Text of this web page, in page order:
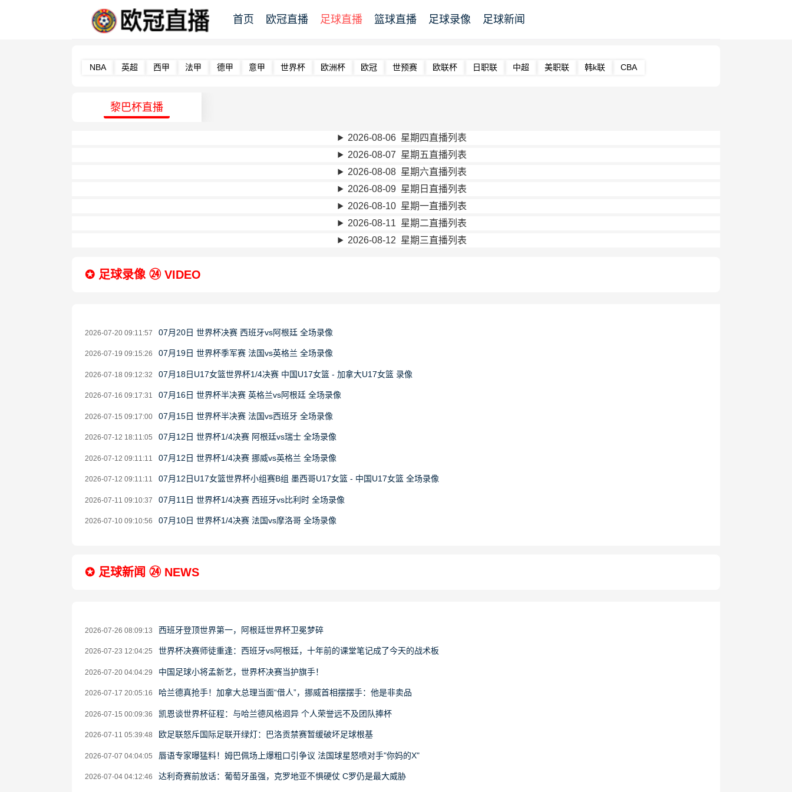
首页 欧冠直播 足球直播 篮球直播 足球录像 足球新闻
NBA 英超 西甲 法甲 德甲 意甲 世界杯 欧洲杯 欧冠 世预赛 欧联杯 日职联 中超 美职联 韩k联 CBA
黎巴杯直播
2026-08-06 星期四直播列表
2026-08-07 星期五直播列表
2026-08-08 星期六直播列表
2026-08-09 星期日直播列表
2026-08-10 星期一直播列表
2026-08-11 星期二直播列表
2026-08-12 星期三直播列表
✪ 足球录像 ㉔ VIDEO
2026-07-20 09:11:57 07月20日 世界杯决赛 西班牙vs阿根廷 全场录像
2026-07-19 09:15:26 07月19日 世界杯季军赛 法国vs英格兰 全场录像
2026-07-18 09:12:32 07月18日U17女篮世界杯1/4决赛 中国U17女篮 - 加拿大U17女篮 录像
2026-07-16 09:17:31 07月16日 世界杯半决赛 英格兰vs阿根廷 全场录像
2026-07-15 09:17:00 07月15日 世界杯半决赛 法国vs西班牙 全场录像
2026-07-12 18:11:05 07月12日 世界杯1/4决赛 阿根廷vs瑞士 全场录像
2026-07-12 09:11:11 07月12日 世界杯1/4决赛 挪威vs英格兰 全场录像
2026-07-12 09:11:11 07月12日U17女篮世界杯小组赛B组 墨西哥U17女篮 - 中国U17女篮 全场录像
2026-07-11 09:10:37 07月11日 世界杯1/4决赛 西班牙vs比利时 全场录像
2026-07-10 09:10:56 07月10日 世界杯1/4决赛 法国vs摩洛哥 全场录像
✪ 足球新闻 ㉔ NEWS
2026-07-26 08:09:13 西班牙登顶世界第一，阿根廷世界杯卫冕梦碎
2026-07-23 12:04:25 世界杯决赛师徒重逢：西班牙vs阿根廷，十年前的课堂笔记成了今天的战术板
2026-07-20 04:04:29 中国足球小将孟新艺，世界杯决赛当护旗手！
2026-07-17 20:05:16 哈兰德真抢手！加拿大总理当面“借人”，挪威首相摆摆手：他是非卖品
2026-07-15 00:09:36 凯恩谈世界杯征程：与哈兰德风格迥异 个人荣誉远不及团队捧杯
2026-07-11 05:39:48 欧足联怒斥国际足联开绿灯：巴洛贡禁赛暂缓破坏足球根基
2026-07-07 04:04:05 唇语专家曝猛料！姆巴佩场上爆粗口引争议 法国球星怒喷对手"你妈的X"
2026-07-04 04:12:46 达利奇赛前放话：葡萄牙虽强，克罗地亚不惧硬仗 C罗仍是最大威胁